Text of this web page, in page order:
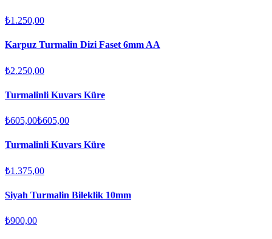
₺1.250,00
Karpuz Turmalin Dizi Faset 6mm AA
₺2.250,00
Turmalinli Kuvars Küre
₺605,00₺605,00
Turmalinli Kuvars Küre
₺1.375,00
Siyah Turmalin Bileklik 10mm
₺900,00